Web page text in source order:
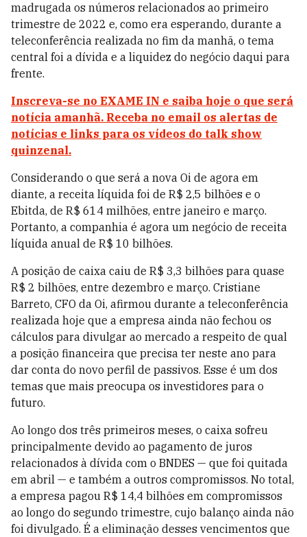
madrugada os números relacionados ao primeiro
trimestre de 2022 e, como era esperando, durante a
teleconferência realizada no fim da manhã, o tema
central foi a dívida e a liquidez do negócio daqui para
frente.
Inscreva-se no EXAME IN e saiba hoje o que será
notícia amanhã. Receba no email os alertas de
notícias e links para os vídeos do talk show
quinzenal.
Considerando o que será a nova Oi de agora em
diante, a receita líquida foi de R$ 2,5 bilhões e o
Ebitda, de R$ 614 milhões, entre janeiro e março.
Portanto, a companhia é agora um negócio de receita
líquida anual de R$ 10 bilhões.
A posição de caixa caiu de R$ 3,3 bilhões para quase
R$ 2 bilhões, entre dezembro e março. Cristiane
Barreto, CFO da Oi, afirmou durante a teleconferência
realizada hoje que a empresa ainda não fechou os
cálculos para divulgar ao mercado a respeito de qual
a posição financeira que precisa ter neste ano para
dar conta do novo perfil de passivos. Esse é um dos
temas que mais preocupa os investidores para o
futuro.
Ao longo dos três primeiros meses, o caixa sofreu
principalmente devido ao pagamento de juros
relacionados à dívida com o BNDES — que foi quitada
em abril — e também a outros compromissos. No total,
a empresa pagou R$ 14,4 bilhões em compromissos
ao longo do segundo trimestre, cujo balanço ainda não
foi divulgado. É a eliminação desses vencimentos que